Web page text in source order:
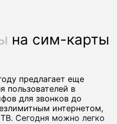
на сим-карты
предлагает еще
пользователей в
для звонков до
интернетом,
Сегодня можно легко